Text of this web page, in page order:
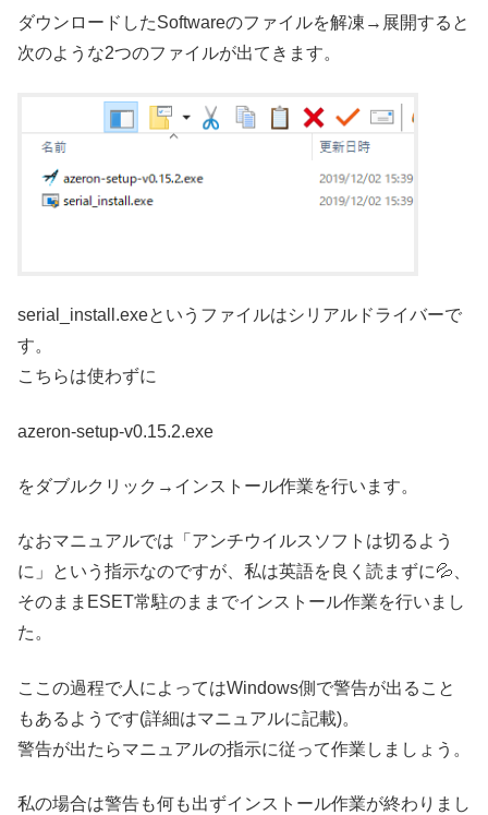
ダウンロードしたSoftwareのファイルを解凍→展開すると
次のような2つのファイルが出てきます。
serial_install.exeというファイルはシリアルドライバーで
す。
こちらは使わずに
azeron-setup-v0.15.2.exe
をダブルクリック→インストール作業を行います。
なおマニュアルでは「アンチウイルスソフトは切るよう
に」という指示なのですが、私は英語を良く読まずに💦、
そのままESET常駐のままでインストール作業を行いまし
た。
ここの過程で人によってはWindows側で警告が出ること
もあるようです(詳細はマニュアルに記載)。
警告が出たらマニュアルの指示に従って作業しましょう。
私の場合は警告も何も出ずインストール作業が終わりまし